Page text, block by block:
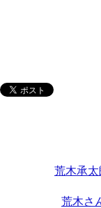
荒木承太
荒木さ